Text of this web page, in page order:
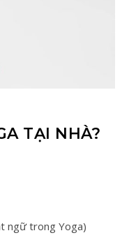
TẠI NHÀ?
ngữ trong Yoga)